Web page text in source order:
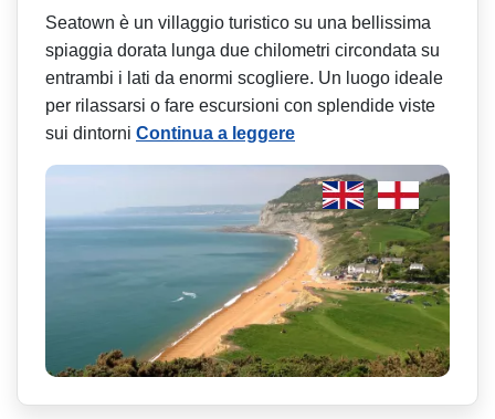
Seatown è un villaggio turistico su una bellissima
spiaggia dorata lunga due chilometri circondata su
entrambi i lati da enormi scogliere. Un luogo ideale
per rilassarsi o fare escursioni con splendide viste
sui dintorni Continua a leggere